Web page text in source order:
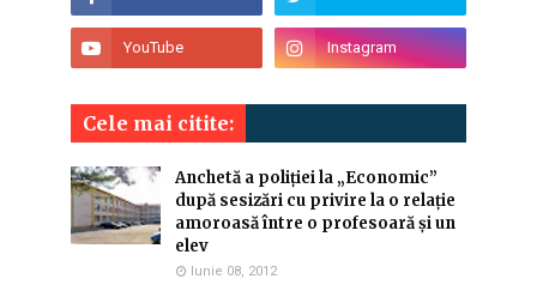
Cele mai citite:
Anchetă a poliției la „Economic”
după sesizări cu privire la o relație
amoroasă între o profesoară și un
elev
Iunie 08, 2012